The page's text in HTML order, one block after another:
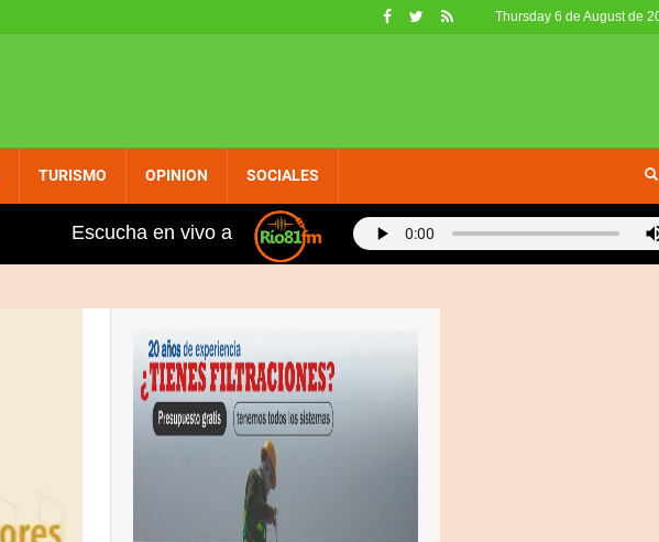
Thursday 6 de August de
TURISMO OPINION SOCIALES
INDEX, Vimenca y Western Unión efectuan encuentro con
Escucha en vivo a